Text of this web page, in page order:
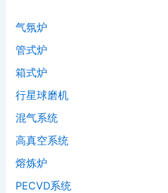
气氛炉
管式炉
箱式炉
行星球磨机
混气系统
高真空系统
熔炼炉
PECVD系统